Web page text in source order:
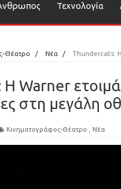
Τεχνολογία
Θέατρο / Νέα / Thundercats: H
Warner
στη μεγάλη
Κινηματογράφος-Θέατρο Νέα